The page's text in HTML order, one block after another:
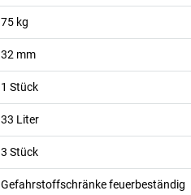
75 kg
32 mm
1 Stück
33 Liter
3 Stück
Gefahrstoffschränke feuerbeständig